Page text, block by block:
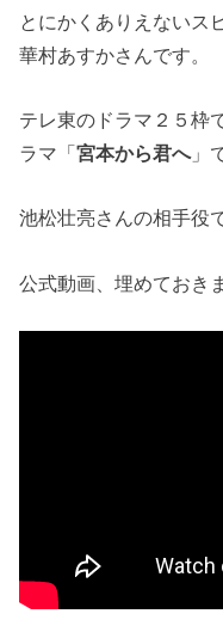
とにかくありえないス
華村あすかさんです。
テレ東のドラマ２５枠
ラマ「宮本から君へ」
池松壮亮さんの相手役
公式動画、埋めておき